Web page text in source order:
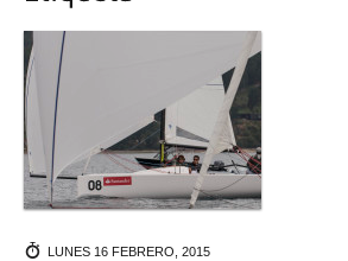
LUNES 16 FEBRERO, 2015